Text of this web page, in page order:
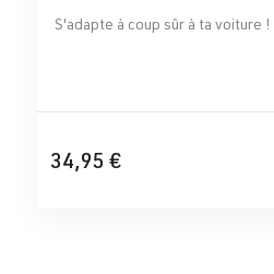
S'adapte à coup sûr à ta voiture !
34,95 €